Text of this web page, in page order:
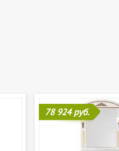
78 924 руб.